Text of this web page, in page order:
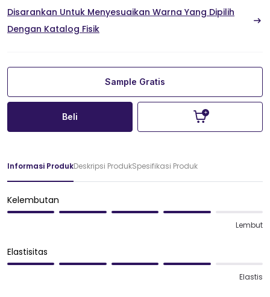
Disarankan Untuk Menyesuaikan Warna Yang Dipilih
Dengan Katalog Fisik
Sample Gratis
Beli
Informasi ProdukDeskripsi ProdukSpesifikasi Produk
Kelembutan
Lembut
Elastisitas
Elastis